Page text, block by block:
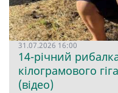
31.07.2026 16:00
14-річний
кілограмового
(відео)